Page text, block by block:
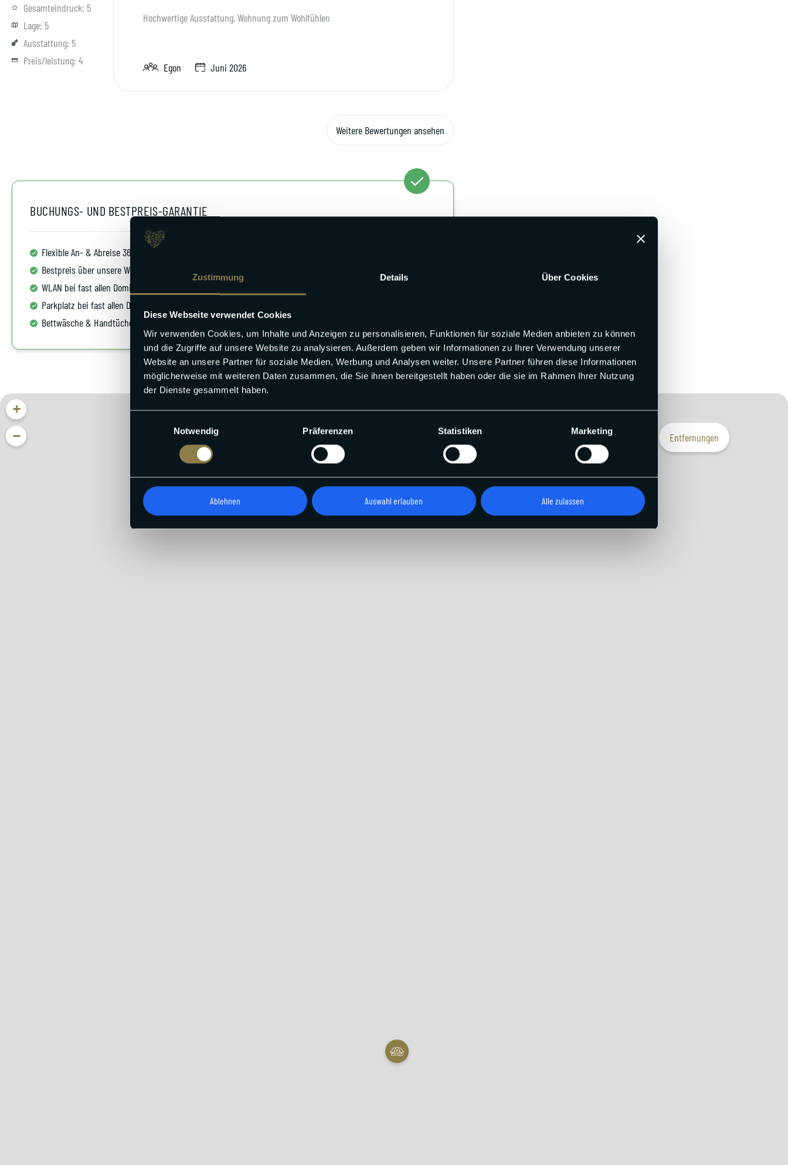
Zustimmung Details Über Cookies
Diese Webseite verwendet Cookies
Wir verwenden Cookies, um Inhalte und Anzeigen zu personalisieren, Funktionen für soziale Medien anbieten zu können
und die Zugriffe auf unsere Website zu analysieren. Außerdem geben wir Informationen zu Ihrer Verwendung unserer
Website an unsere Partner für soziale Medien, Werbung und Analysen weiter. Unsere Partner führen diese Informationen
möglicherweise mit weiteren Daten zusammen, die Sie ihnen bereitgestellt haben oder die sie im Rahmen Ihrer Nutzung
der Dienste gesammelt haben.
Notwendig
Präferenzen Statistiken Marketing
Ablehnen Auswahl erlauben Alle zulassen
Gesamteindruck: 5
Lage: 5
Ausstattung: 5
Preis/leistung: 4
Hochwertige Ausstattung, Wohnung zum Wohlfühlen
Egon Juni 2026
Weitere Bewertungen ansehen
BUCHUNGS- UND BESTPREIS-GARANTIE
Flexible An- & Abreise 365/7
Bestpreis über unsere Website
WLAN bei fast allen Domizilen
Parkplatz bei fast allen Domizilen
Bettwäsche & Handtüchern inklusive
+
−
Entfernungen